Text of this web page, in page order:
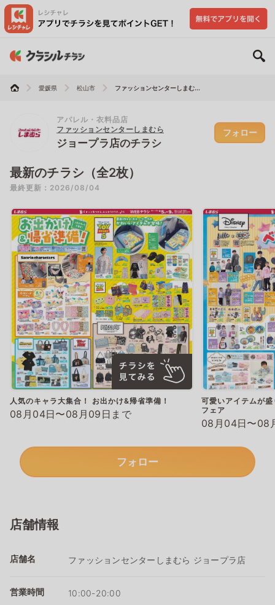
愛媛県 松山市 ファッションセンターしまむ...
アパレル・衣料品店
ファッションセンターしまむら
ジョープラ店のチラシ
フォロー
最新のチラシ（全2枚）
最終更新：2026/08/04
人気のキャラ大集合！ お出かけ&帰省準備！
08月04日〜08月09日まで
可愛いアイテムが
フェア
08月04日〜08
フォロー
店舗情報
店舗名 ファッションセンターしまむら ジョープラ店
営業時間 10:00-20:00